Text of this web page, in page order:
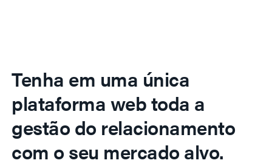
Tenha em uma única
plataforma web toda a
gestão do relacionamento
com o seu mercado alvo.